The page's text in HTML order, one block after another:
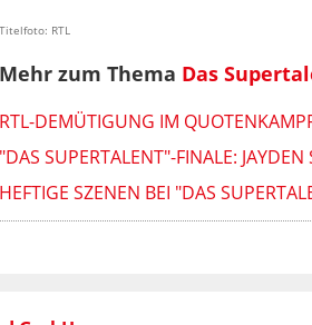
Titelfoto: RTL
Mehr zum Thema Das
RTL-DEMÜTIGUNG IM
"DAS SUPERTALENT"-FINALE:
HEFTIGE SZENEN BEI "DAS